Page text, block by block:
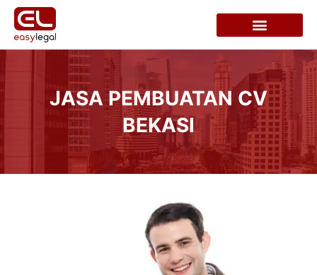
JASA PEMBUATAN CV
BEKASI